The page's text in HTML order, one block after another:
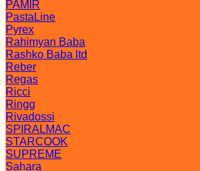
PAMIR
PastaLine
Pyrex
Rahimyan Baba
Rashko Baba ltd
Reber
Regas
Ricci
Ringg
Rivadossi
SPIRALMAC
STARCOOK
SUPREME
Sahara